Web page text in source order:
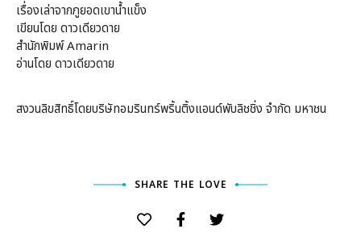
เรื่องเล่าจากภูยอดเขาน้ำแข็ง
เขียนโดย ดาวเดียวดาย
สำนักพิมพ์ Amarin
อ่านโดย ดาวเดียวดาย
สงวนลิขสิทธิ์โดยบริษัทอมรินทร์พริ้นติ้งแอนด์พับลิชชิ่ง จำกัด มหาชน
SHARE THE LOVE